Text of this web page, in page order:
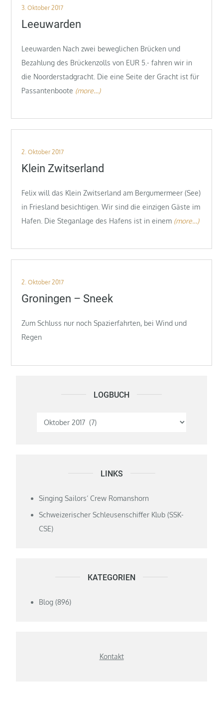
Posted
on
3. Oktober 2017
Leeuwarden
Leeuwarden Nach zwei beweglichen Brücken und
Bezahlung des Brückenzolls von EUR 5.- fahren wir in
die Noorderstadgracht. Die eine Seite der Gracht ist für
Passantenboote (more…)
Posted
on
2. Oktober 2017
Klein Zwitserland
Felix will das Klein Zwitserland am Bergumermeer (See)
in Friesland besichtigen. Wir sind die einzigen Gäste im
Hafen. Die Steganlage des Hafens ist in einem (more…)
Posted
on
2. Oktober 2017
Groningen – Sneek
Zum Schluss nur noch Spazierfahrten, bei Wind und
Regen
LOGBUCH Logbuch
LINKS
Singing Sailors‘ Crew Romanshorn
Schweizerischer Schleusenschiffer Klub (SSK-
CSE)
KATEGORIEN
Blog (896)
Kontakt